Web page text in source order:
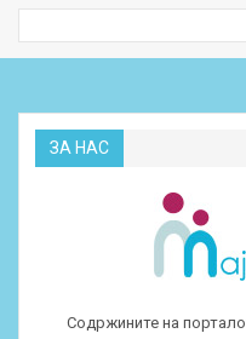
ЗА НАС
Содржините на